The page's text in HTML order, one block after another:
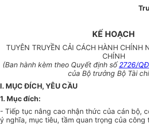
KẾ HOẠCH
TUYÊN TRUYỀN CẢI CÁCH HÀNH CHÍNH
CHÍNH
(Ban hành kèm theo Quyết định số 2726/
của Bộ trưởng Bộ Tài
I. MỤC ĐÍCH, YÊU CẦU
1. Mục đích:
- Tiếp tục nâng cao nhận thức của cán bộ,
ý nghĩa, mục tiêu, tầm quan trọng của công